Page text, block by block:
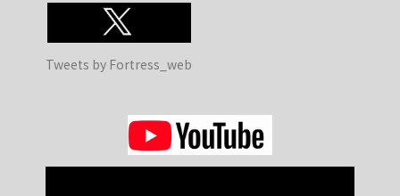
Tweets by Fortress_web